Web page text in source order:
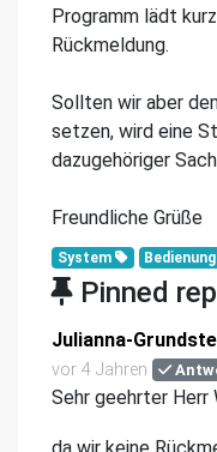
Programm lädt
Rückmeldung.
Sollten wir aber
setzen, wird eine
dazugehöriger
Freundliche Grüße
System
Pinned
Julianna-
vor 4 Jahren
Sehr geehrter Herr